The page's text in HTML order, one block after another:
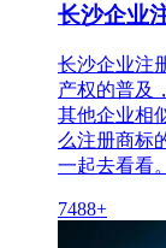
长沙企业
长沙企业注
产权的普及
其他企业相
么注册商标
一起去看看。
7488+